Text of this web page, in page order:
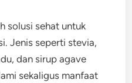
solusi sehat untuk
Jenis seperti stevia,
dan sirup agave
sekaligus manfaat